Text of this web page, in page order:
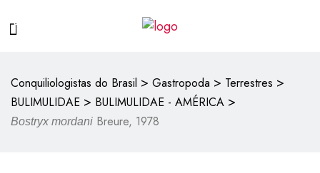
Conquiliologistas do Brasil > Gastropoda > Terrestres >
BULIMULIDAE > BULIMULIDAE - AMÉRICA >
Bostryx mordani Breure, 1978